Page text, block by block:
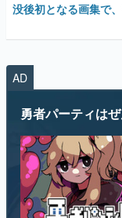
カテゴリ
マンガ
女性向け
アプリレビュー
その他
没後初となる画集で
AD
勇者パーティは